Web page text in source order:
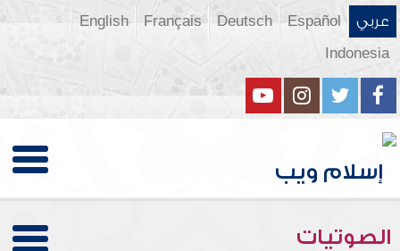
عربي Español
Deutsch
Français
English
Indonesia
الصوتيات